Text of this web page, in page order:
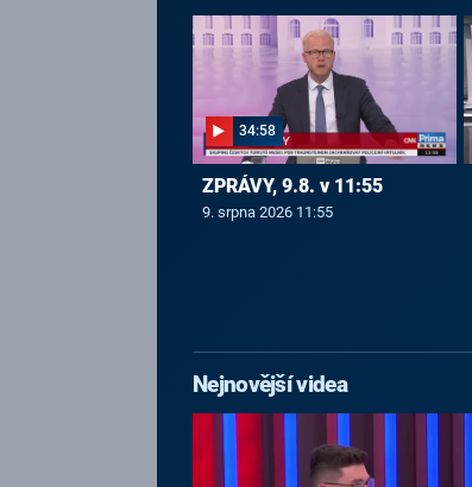
34:58
ZPRÁVY, 9.8. v 11:55
9. srpna 2026 11:55
Nejnovější videa